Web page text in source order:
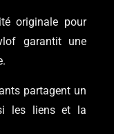
originale pour
garantit une
partagent un
les liens et la